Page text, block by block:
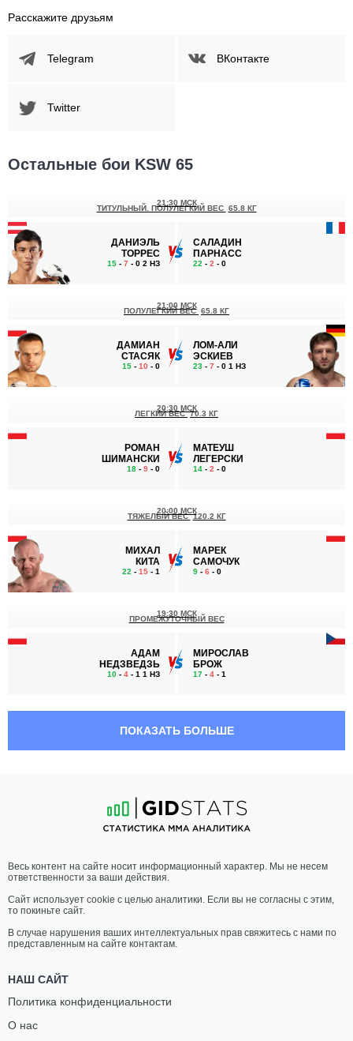
Расскажите друзьям
Telegram ВКонтакте
Twitter
Остальные бои KSW 65
ДАНИЭЛЬ
ТОРРЕС
15 - 7 - 0 2 НЗ
21:30 МСК
ТИТУЛЬНЫЙ. ПОЛУЛЕГКИЙ ВЕС 65.8 КГ
САЛАДИН
ПАРНАСС
22 - 2 - 0
ДАМИАН
СТАСЯК
15 - 10 - 0
21:00 МСК
ПОЛУЛЕГКИЙ ВЕС 65.8 КГ
ЛОМ-АЛИ
ЭСКИЕВ
23 - 7 - 0 1 НЗ
РОМАН
ШИМАНСКИ
18 - 9 - 0
20:30 МСК
ЛЕГКИЙ ВЕС 70.3 КГ
МАТЕУШ
ЛЕГЕРСКИ
14 - 2 - 0
МИХАЛ
КИТА
22 - 15 - 1
20:00 МСК
ТЯЖЕЛЫЙ ВЕС 120.2 КГ
МАРЕК
САМОЧУК
9 - 6 - 0
АДАМ
НЕДЗВЕДЗЬ
10 - 4 - 1 1 НЗ
19:30 МСК
ПРОМЕЖУТОЧНЫЙ ВЕС
МИРОСЛАВ
БРОЖ
17 - 4 - 1
БЕКУС
7-5- 0
18:30 МСК
МИНИМАЛЬНЫЙ ВЕС 52.2 КГ
СОРМОВА
ПОКАЗАТЬ БОЛЬШЕ
Весь контент на сайте носит информационный характер. Мы не несем
ответственности за ваши действия.
Сайт использует cookie с целью аналитики. Если вы не согласны с этим,
то покиньте сайт.
В случае нарушения ваших интеллектуальных прав свяжитесь с нами по
представленным на сайте контактам.
НАШ САЙТ
Политика конфиденциальности
О нас